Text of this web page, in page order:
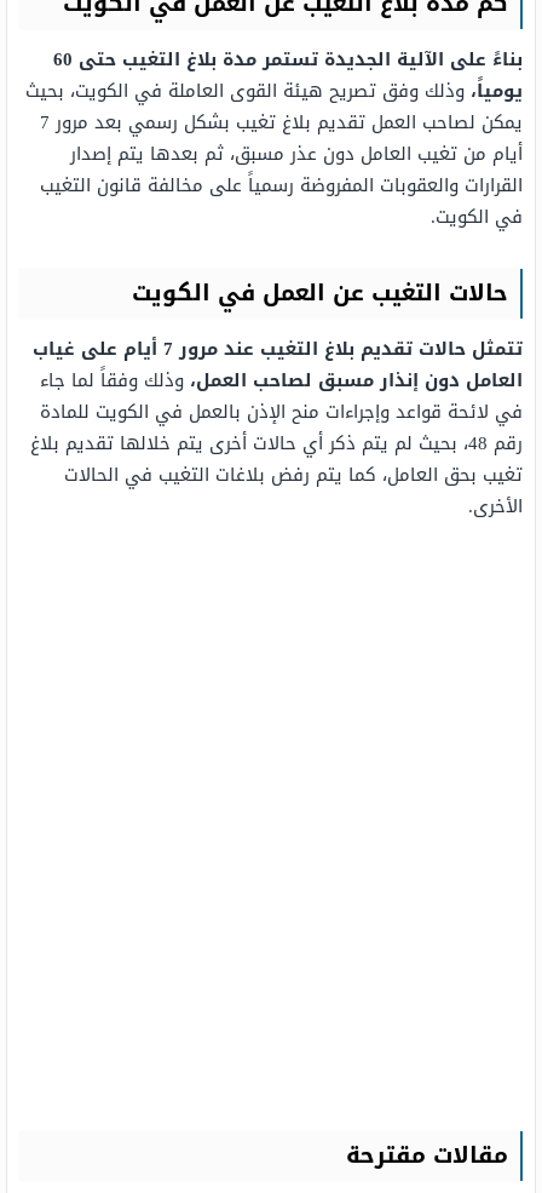
بناءً على الآلية الجديدة تستمر مدة بلاغ التغيب حتى 60
يومياً، وذلك وفق تصريح هيئة القوى العاملة في الكويت، بحيث
يمكن لصاحب العمل تقديم بلاغ تغيب بشكل رسمي بعد مرور 7
أيام من تغيب العامل دون عذر مسبق، ثم بعدها يتم إصدار
القرارات والعقوبات المفروضة رسمياً على مخالفة قانون التغيب
في الكويت.
حالات التغيب عن العمل في الكويت
تتمثل حالات تقديم بلاغ التغيب عند مرور 7 أيام على غياب
العامل دون إنذار مسبق لصاحب العمل، وذلك وفقاً لما جاء
في لائحة قواعد وإجراءات منح الإذن بالعمل في الكويت للمادة
رقم 48، بحيث لم يتم ذكر أي حالات أخرى يتم خلالها تقديم بلاغ
تغيب بحق العامل، كما يتم رفض بلاغات التغيب في الحالات
الأخرى.
مقالات مقترحة